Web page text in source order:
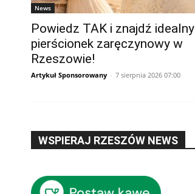
News
Powiedz TAK i znajdź idealny
pierścionek zaręczynowy w
Rzeszowie!
Artykuł Sponsorowany - 7 sierpnia 2026 07:00
WSPIERAJ RZESZÓW NEWS